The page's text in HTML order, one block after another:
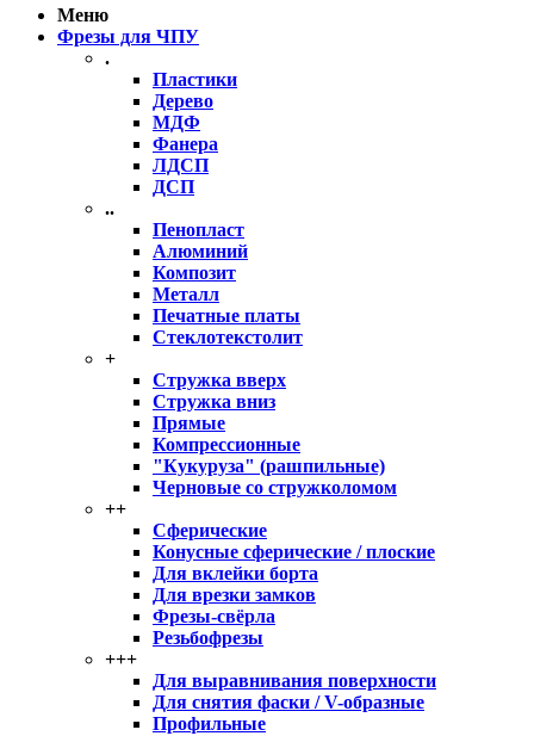
Меню
Фрезы для ЧПУ
.
Пластики
Дерево
МДФ
Фанера
ЛДСП
ДСП
..
Пенопласт
Алюминий
Композит
Металл
Печатные платы
Стеклотекстолит
+
Стружка вверх
Стружка вниз
Прямые
Компрессионные
"Кукуруза" (рашпильные)
Черновые со стружколомом
++
Сферические
Конусные сферические / плоские
Для вклейки борта
Для врезки замков
Фрезы-свёрла
Резьбофрезы
+++
Для выравнивания поверхности
Для снятия фаски / V-образные
Профильные